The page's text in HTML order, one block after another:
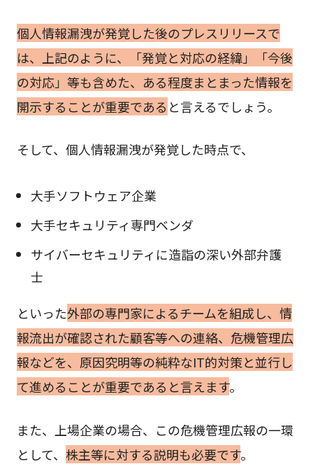
個人情報漏洩が発覚した後のプレスリリースで
は、上記のように、「発覚と対応の経緯」「今後
の対応」等も含めた、ある程度まとまった情報を
開示することが重要である と言えるでしょう。
そして、個人情報漏洩が発覚した時点で、
大手ソフトウェア企業
大手セキュリティ専門ベンダ
サイバーセキュリティに造詣の深い外部弁護
士
といった外部の専門家によるチームを組成し、情
報流出が確認された顧客等への連絡、危機管理広
報などを、原因究明等の純粋なIT的対策と並行し
て進めることが重要であると言えます。
また、上場企業の場合、この危機管理広報の一環
として、 株主等に対する説明も必要です。